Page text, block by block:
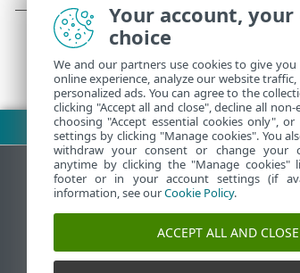
PDF letöltése
ESET
Your account, your
choice
We and our partners use cookies to give
online experience, analyze our website
personalized ads. You can agree to the
clicking "Accept all and close", decline all
choosing "Accept essential cookies only",
settings by clicking "Manage cookies". You
withdraw your consent or change your
anytime by clicking the "Manage cookies"
footer or in your account settings (if
information, see ourCookie Policy.
ACCEPT ALL AND CLOSE